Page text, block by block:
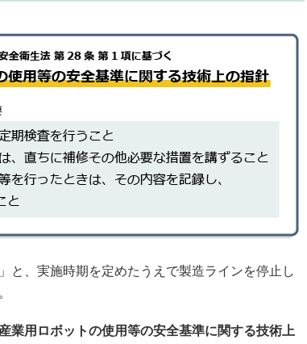
と、実施時期を定めたうえで製造ラインを停止し
産業用ロボットの使用等の安全基準に関する技術上